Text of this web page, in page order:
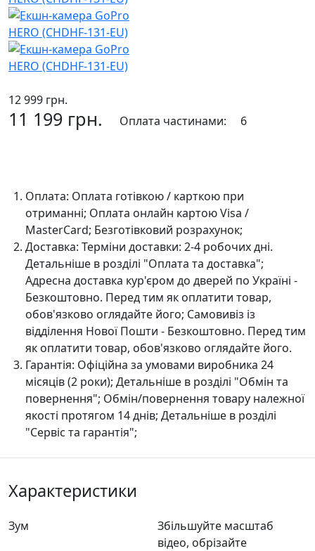
12 999 грн.
11 199 грн. Оплата частинами: 6
Оплата: Оплата готівкою / карткою при
отриманні; Оплата онлайн картою Visa /
MasterCard; Безготівковий розрахунок;
Доставка: Терміни доставки: 2-4 робочих дні.
Детальніше в розділі "Оплата та доставка";
Адресна доставка кур'єром до дверей по Україні -
Безкоштовно. Перед тим як оплатити товар,
обов'язково оглядайте його; Самовивіз із
відділення Нової Пошти - Безкоштовно. Перед тим
як оплатити товар, обов'язково оглядайте його.
Гарантія: Офіційна за умовами виробника 24
місяців (2 роки); Детальніше в розділі "Oбмін та
повернення"; Обмін/повернення товару належної
якості протягом 14 днів; Детальніше в розділі
"Сервіс та гарантія";
Характеристики
Зум
Збільшуйте масштаб
відео, обрізайте